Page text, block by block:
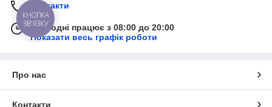
Контакти
Сьогодні працює з 08:00 до 20:00
Показати весь графік роботи
Про нас
Контакти
КНОПКА
ЗВ'ЯЗКУ